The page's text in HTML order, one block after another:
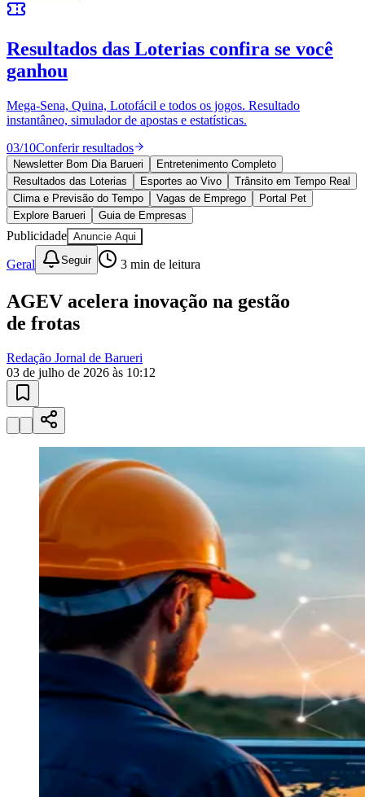
Ceará
Resultados das Loterias confira se você
ganhou
Mega-Sena, Quina, Lotofácil e todos os jogos. Resultado
instantâneo, simulador de apostas e estatísticas.
03/10Conferir resultados
Newsletter Bom Dia Barueri
Entretenimento Completo
Resultados das Loterias
Esportes ao Vivo
Trânsito em Tempo Real
Clima e Previsão do Tempo
Vagas de Emprego
Portal Pet
Explore Barueri
Guia de Empresas
Publicidade Anuncie Aqui
Geral Seguir 3 min de leitura
AGEV acelera inovação na gestão
de frotas
Redação Jornal de Barueri
03 de julho de 2026 às 10:12